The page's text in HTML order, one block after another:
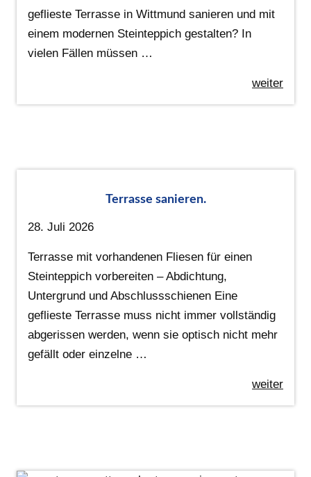
geflieste Terrasse in Wittmund sanieren und mit
einem modernen Steinteppich gestalten? In
vielen Fällen müssen …
weiter
Terrasse sanieren.
28. Juli 2026
Terrasse mit vorhandenen Fliesen für einen
Steinteppich vorbereiten – Abdichtung,
Untergrund und Abschlussschienen Eine
geflieste Terrasse muss nicht immer vollständig
abgerissen werden, wenn sie optisch nicht mehr
gefällt oder einzelne …
weiter